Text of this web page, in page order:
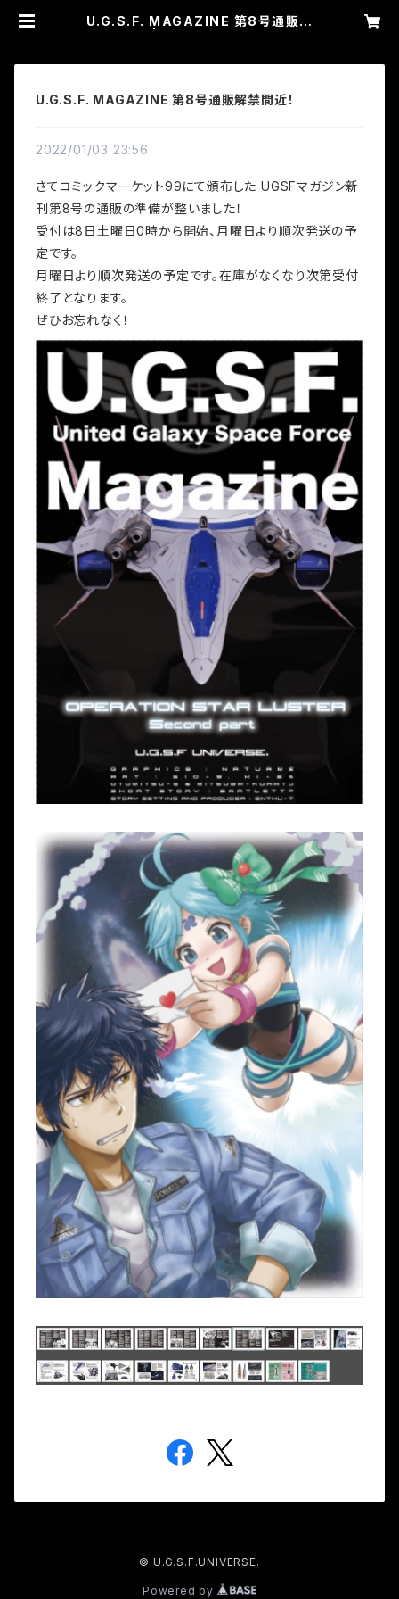
U.G.S.F. MAGAZINE 第8号通販解
U.G.S.F. MAGAZINE 第8号通販解禁間近！
2022/01/03 23:56
さてコミックマーケット99にて頒布した UGSFマガジン新
刊第8号の通販の準備が整いました！
受付は8日土曜日0時から開始、月曜日より順次発送の予
定です。
月曜日より順次発送の予定です。在庫がなくなり次第受付
終了となります。
ぜひお忘れなく！
© U.G.S.F.UNIVERSE.
Powered by